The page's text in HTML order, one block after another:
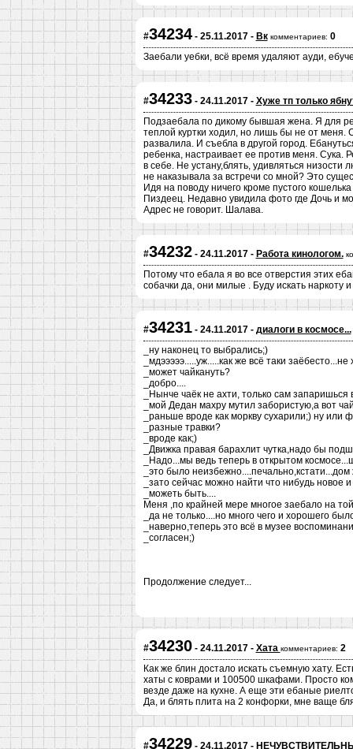
#34234- 25.11.2017 - Вк комментариев: 0
Заебали уебки, всё время удаляют ауди,
#34233- 24.11.2017 - Хуже тп только
Подзаебала по дикому бывшая жена. Я для
теплой куртки ходил, но лишь бы не от
развалила. И съебла в другой город.
ребенка, настраивает ее против меня. Сука.
в себе. Не устану,блять, удивляться
не наказывала за встречи со мной? Это
Идя на поводу ничего кроме пустого
Пиздеец. Недавно увидила фото где Дочь и
Адрес не говорит. Шалава.
#34232- 24.11.2017 - Работа кинологом.
Потому что ебала я во все отверстия этих
собачки да, они милые . Буду искать наркоту
#34231- 24.11.2017 - диалоги в космосе...
_ну наконец то выбрались;)
_мдэээээ.....уж.....как же всё таки
_может чайкануть?
_добро....
_Нынче чаёк не ахти, только сам
_мой Дедан махру мутил забористую,а вот
_раньше вроде как моркву сухарили;) ну или
_разные травки?
_вроде как;)
_Движка правая барахлит чутка,надо бы
_Надо...мы ведь теперь в открытом
_это было
_зато сейчас можно найти что нибудь новое
_можеть быть....
Меня ,по крайней мере многое заебало на
_да не только....но много чего и хорошего
_наверно,теперь это всё в музее
_согласен;)
Продолжение следует...
#34230- 24.11.2017 - Хата комментариев: 2
Как же блин достало искать съемную хату.
хаты с коврами и 100500 шкафами. Просто
везде даже на кухне. А еще эти ебаные
Да, и блять плита на 2 конфорки, мне ваще
#34229- 24.11.2017 -